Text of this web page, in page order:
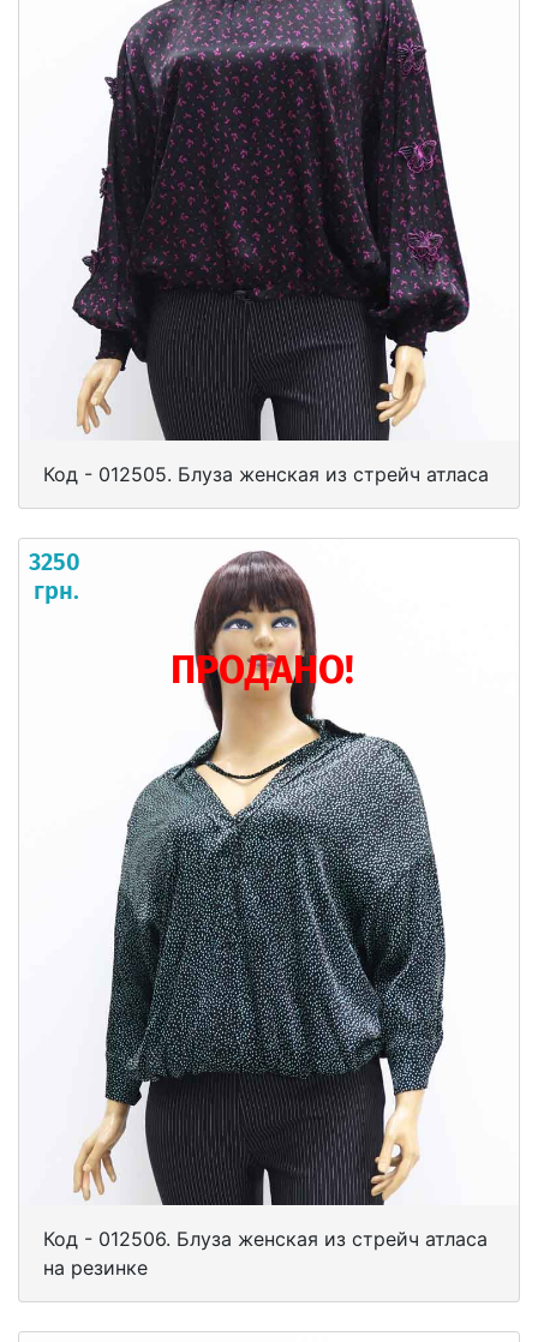
Код - 012505. Блуза женская из стрейч атласа
3250
грн.
ПРОДАНО!
Код - 012506. Блуза женская из стрейч атласа
на резинке